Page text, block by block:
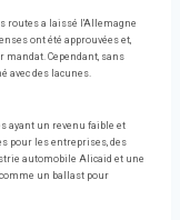
routes a laissé l'Allemagne
ont été approuvées et,
mandat. Cependant, sans
avec des lacunes.
ayant un revenu faible et
pour les entreprises, des
automobile Alicaid et une
un ballast pour